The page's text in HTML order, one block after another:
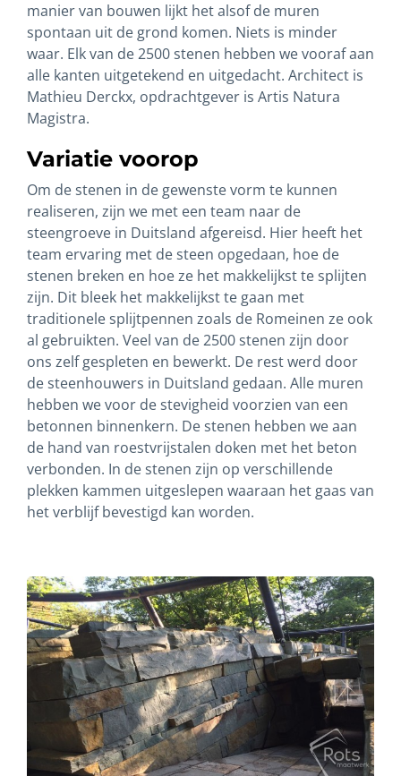
manier van bouwen lijkt het alsof de muren
spontaan uit de grond komen. Niets is minder
waar. Elk van de 2500 stenen hebben we vooraf aan
alle kanten uitgetekend en uitgedacht. Architect is
Mathieu Derckx, opdrachtgever is Artis Natura
Magistra.
Variatie voorop
Om de stenen in de gewenste vorm te kunnen
realiseren, zijn we met een team naar de
steengroeve in Duitsland afgereisd. Hier heeft het
team ervaring met de steen opgedaan, hoe de
stenen breken en hoe ze het makkelijkst te splijten
zijn. Dit bleek het makkelijkst te gaan met
traditionele splijtpennen zoals de Romeinen ze ook
al gebruikten. Veel van de 2500 stenen zijn door
ons zelf gespleten en bewerkt. De rest werd door
de steenhouwers in Duitsland gedaan. Alle muren
hebben we voor de stevigheid voorzien van een
betonnen binnenkern. De stenen hebben we aan
de hand van roestvrijstalen doken met het beton
verbonden. In de stenen zijn op verschillende
plekken kammen uitgeslepen waaraan het gaas van
het verblijf bevestigd kan worden.